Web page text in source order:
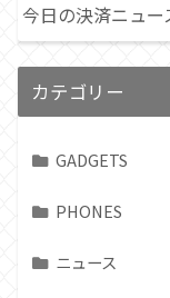
今日の決済ニュー
カテゴリー
GADGETS
PHONES
ニュース